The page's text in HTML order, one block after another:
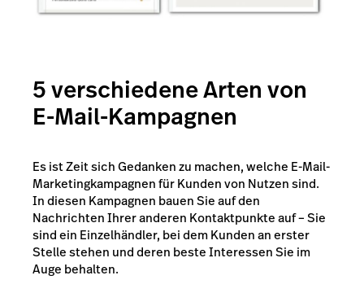
5 verschiedene Arten von
E-Mail-Kampagnen
Es ist Zeit sich Gedanken zu machen, welche E-Mail-
Marketingkampagnen für Kunden von Nutzen sind.
In diesen Kampagnen bauen Sie auf den
Nachrichten Ihrer anderen Kontaktpunkte auf – Sie
sind ein Einzelhändler, bei dem Kunden an erster
Stelle stehen und deren beste Interessen Sie im
Auge behalten.